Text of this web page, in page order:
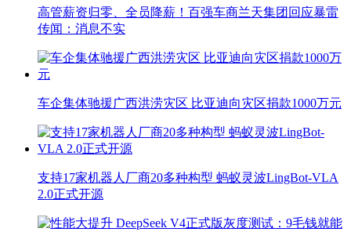
高管薪资归零、全员降薪！百强车商兰天集团回应暴雷
传闻：消息不实
车企集体驰援广西洪涝灾区 比亚迪向灾区捐款1000万元
支持17家机器人厂商20多种构型 蚂蚁灵波LingBot-VLA
2.0正式开源